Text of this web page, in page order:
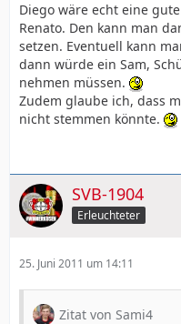
Diego wäre echt eine
Renato. Den kann man
setzen. Eventuell kann
dann würde ein Sam,
nehmen müssen.
Zudem glaube ich, dass
nicht stemmen könnte.
SVB-1904
Erleuchteter
25. Juni 2011 um 14:11
Zitat von Sami4